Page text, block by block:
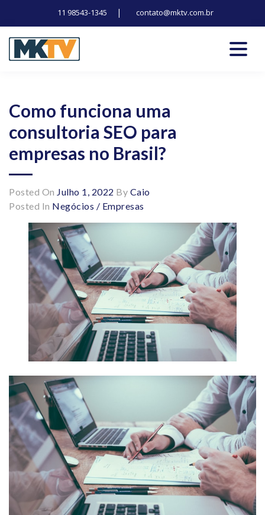
11 98543-1345 | contato@mktv.com.br
content
Como funciona uma
consultoria SEO para
empresas no Brasil?
Posted On Julho 1, 2022 By Caio
Posted In Negócios / Empresas